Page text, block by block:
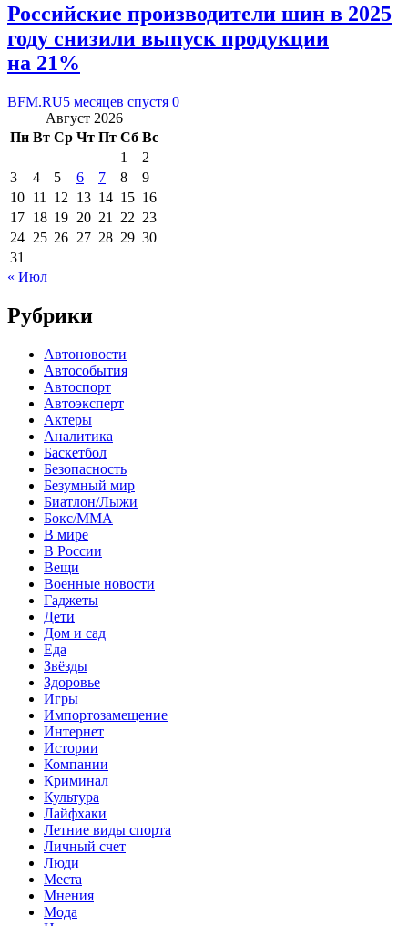
Российские производители шин в 2025
году снизили выпуск продукции
на 21%
BFM.RU5 месяцев спустя 0
Август 2026
Пн Вт Ср Чт Пт Сб Вс
1
2
3
4 5 6 7 8
9
10 11 12 13 14 15 16
17 18 19 20 21 22 23
24 25 26 27 28 29 30
31
« Июл
Рубрики
Автоновости
Автособытия
Автоспорт
Автоэксперт
Актеры
Аналитика
Баскетбол
Безопасность
Безумный мир
Биатлон/Лыжи
Бокс/MMA
В мире
В России
Вещи
Военные новости
Гаджеты
Дети
Дом и сад
Еда
Звёзды
Здоровье
Игры
Импортозамещение
Интернет
Истории
Компании
Криминал
Культура
Лайфхаки
Летние виды спорта
Личный счет
Люди
Места
Мнения
Мода